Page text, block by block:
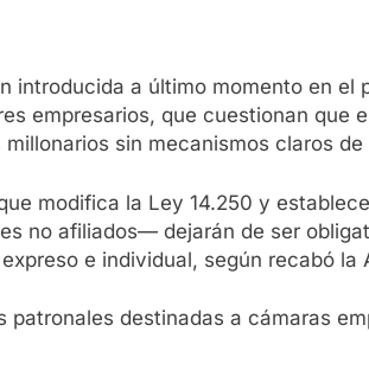
introducida a último momento en
empresarios, que cuestionan que
sin mecanismos claros
modifica la Ley 14.250 y
no afiliados— dejarán de ser
e individual, según recabó la
destinadas a cámaras